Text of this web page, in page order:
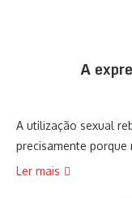
A
A utilização sexual
precisamente
Ler mais